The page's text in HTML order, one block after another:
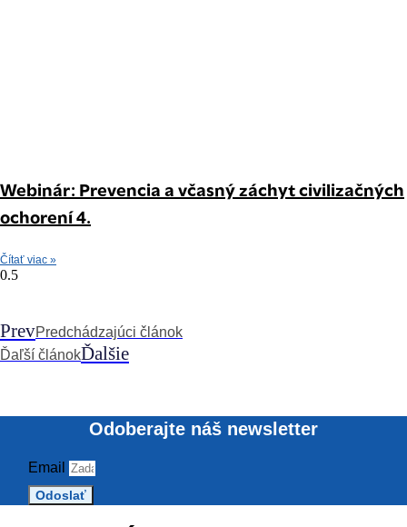
Webinár: Prevencia a včasný záchyt civilizačných
ochorení 4.
Čítať viac »
PrevPredchádzajúci článok
Ďaľší článokĎalšie
Odoberajte náš newsletter
Email
Odoslať